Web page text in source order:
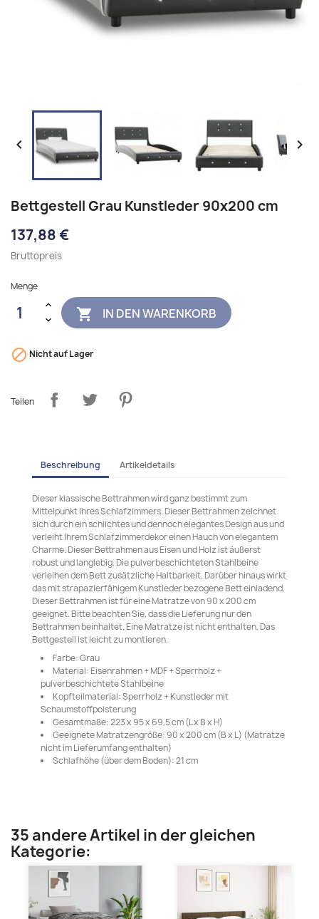
 
Bettgestell Grau Kunstleder 90x200 cm
137,88 €
Bruttopreis
Menge
 IN DEN WARENKORB
 Nicht auf Lager
Teilen
Beschreibung Artikeldetails
Dieser klassische Bettrahmen wird ganz bestimmt zum
Mittelpunkt Ihres Schlafzimmers. Dieser Bettrahmen zeichnet
sich durch ein schlichtes und dennoch elegantes Design aus und
verleiht Ihrem Schlafzimmerdekor einen Hauch von elegantem
Charme. Dieser Bettrahmen aus Eisen und Holz ist äußerst
robust und langlebig. Die pulverbeschichteten Stahlbeine
verleihen dem Bett zusätzliche Haltbarkeit. Darüber hinaus wirkt
das mit strapazierfähigem Kunstleder bezogene Bett einladend.
Dieser Bettrahmen ist für eine Matratze von 90 x 200 cm
geeignet. Bitte beachten Sie, dass die Lieferung nur den
Bettrahmen beinhaltet. Eine Matratze ist nicht enthalten. Das
Bettgestell ist leicht zu montieren.
Farbe: Grau
Material: Eisenrahmen + MDF + Sperrholz +
pulverbeschichtete Stahlbeine
Kopfteilmaterial: Sperrholz + Kunstleder mit
Schaumstoffpolsterung
Gesamtmaße: 223 x 95 x 69,5 cm (L x B x H)
Geeignete Matratzengröße: 90 x 200 cm (B x L) (Matratze
nicht im Lieferumfang enthalten)
Schlafhöhe (über dem Boden): 21 cm
35 andere Artikel in der gleichen
Kategorie: